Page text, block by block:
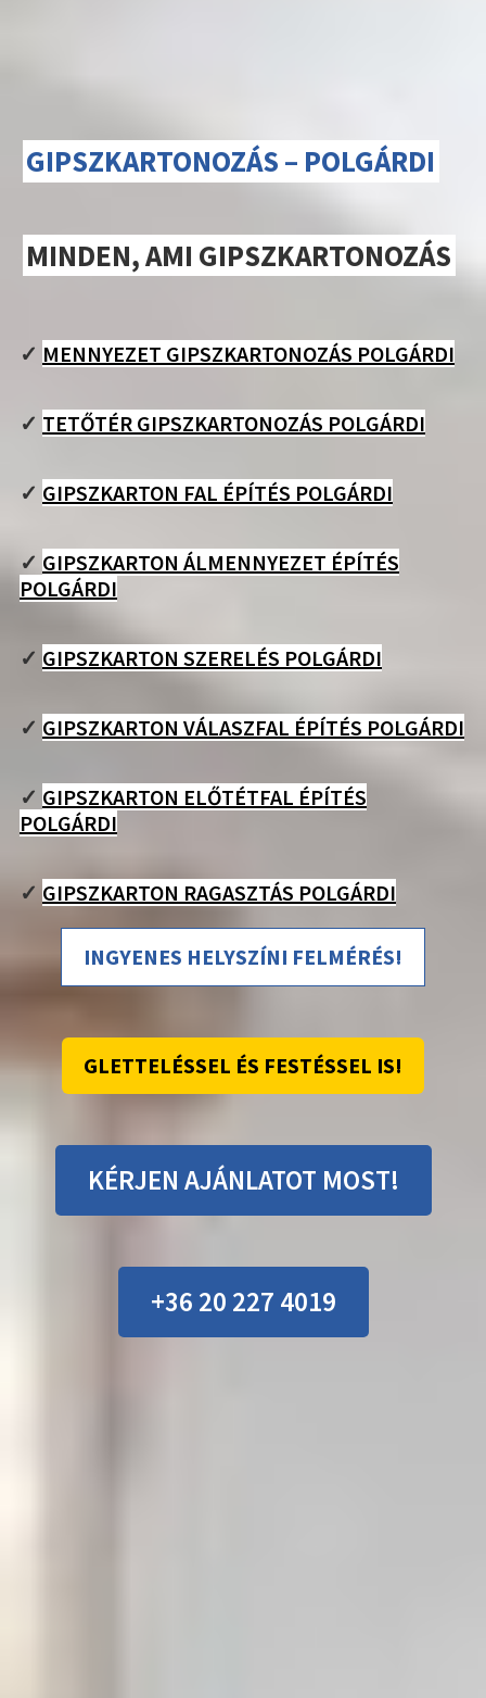
GIPSZKARTONOZÁS – POLGÁRDI
MINDEN, AMI GIPSZKARTONOZÁS
✓ MENNYEZET GIPSZKARTONOZÁS POLGÁRDI
✓ TETŐTÉR GIPSZKARTONOZÁS POLGÁRDI
✓ GIPSZKARTON FAL ÉPÍTÉS POLGÁRDI
✓ GIPSZKARTON ÁLMENNYEZET ÉPÍTÉS
POLGÁRDI
✓ GIPSZKARTON SZERELÉS POLGÁRDI
✓ GIPSZKARTON VÁLASZFAL ÉPÍTÉS POLGÁRDI
✓ GIPSZKARTON ELŐTÉTFAL ÉPÍTÉS
POLGÁRDI
✓ GIPSZKARTON RAGASZTÁS POLGÁRDI
INGYENES HELYSZÍNI FELMÉRÉS!
GLETTELÉSSEL ÉS FESTÉSSEL IS!
KÉRJEN AJÁNLATOT MOST!
+36 20 227 4019